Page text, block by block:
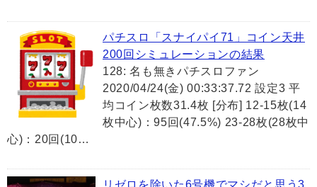
パチスロ「スナイパイ71」コイン天井
200回シミュレーションの結果
128: 名も無きパチスロファン
2020/04/24(金) 00:33:37.72 設定3 平
均コイン枚数31.4枚 [分布] 12-15枚(14
枚中心)：95回(47.5%) 23-28枚(28枚中
心)：20回(10…
リゼロを除いた6号機でマシだと思う3